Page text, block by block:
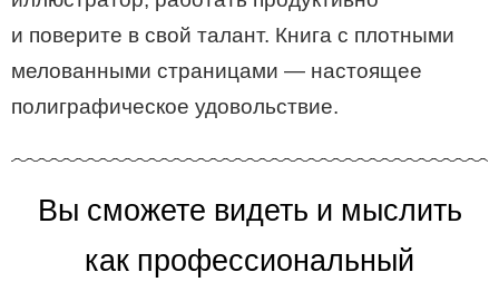
и поверите в свой талант. Книга с плотными
мелованными страницами — настоящее
полиграфическое удовольствие.
Вы сможете видеть и мыслить
как профессиональный